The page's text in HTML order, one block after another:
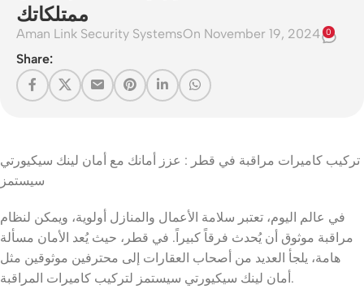
ممتلكاتك
Aman Link Security SystemsOn November 19, 2024 0
Share:
تركيب كاميرات مراقبة في قطر : عزز أمانك مع أمان لينك سيكيورتي
سيستمز
في عالم اليوم، تعتبر سلامة الأعمال والمنازل أولوية، ويمكن لنظام
مراقبة موثوق أن يُحدث فرقاً كبيراً. في قطر، حيث يُعد الأمان مسألة
هامة، يلجأ العديد من أصحاب العقارات إلى محترفين موثوقين مثل
أمان لينك سيكيورتي سيستمز لتركيب كاميرات المراقبة.